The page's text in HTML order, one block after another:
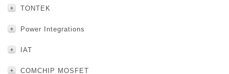
TONTEK
Power Integrations
IAT
COMCHIP MOSFET